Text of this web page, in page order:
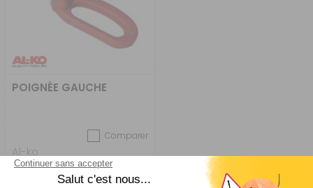
POIGNÉE GAUCHE
Comparer
Al-ko
Réf : PD690243 EN STOCK